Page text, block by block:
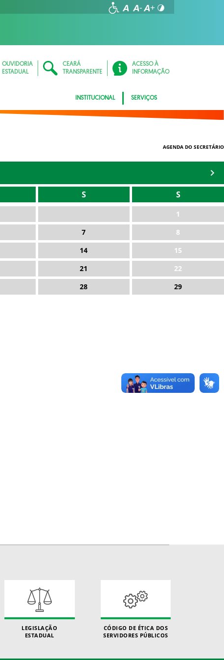
OUVIDORIA
ESTADUAL
CEARÁ
TRANSPARENTE
ACESSO À
INFORMAÇÃO
INSTITUCIONAL SERVIÇOS
AGENDA DO SECRETÁRIO
S S
1
7
8
14
15
21
22
28
29
LEGISLAÇÃO
ESTADUAL
CÓDIGO DE ÉTICA DOS
SERVIDORES PÚBLICOS